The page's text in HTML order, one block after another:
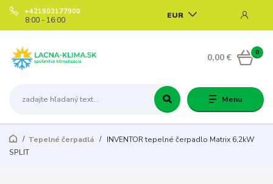
Menu
EUR
+421903177900
8:00 - 16:00
0
0,00 €
Tepelné čerpadlá
INVENTOR tepelné čerpadlo Matrix 6,2kW
SPLIT